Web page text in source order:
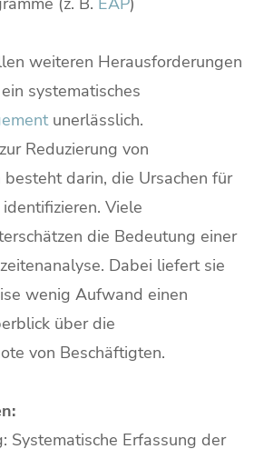
weiteren Herausforderungen
systematisches
unerlässlich.
Reduzierung von
darin, die Ursachen für
Viele
die Bedeutung einer
Dabei liefert sie
wenig Aufwand einen
über die
von Beschäftigten.
Systematische Erfassung der